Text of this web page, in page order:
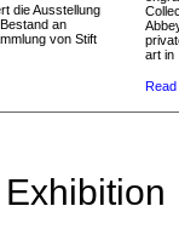
die Ausstellung
an
von Stift
art in